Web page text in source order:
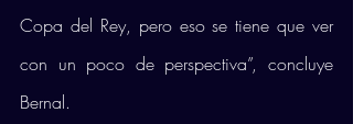
Copa del Rey, pero eso se tiene que ver
con un poco de perspectiva”, concluye
Bernal.